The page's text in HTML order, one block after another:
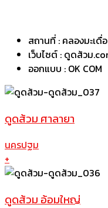
สถานที่ : คลองมะเดื่
เว็บไซต์ : ดูดส้วม
ออกแบบ : OK COM
ดูดส้วม ศาลายา
นครปฐม
+
ดูดส้วม อ้อมใหญ่